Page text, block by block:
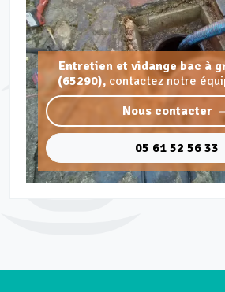
Entretien et vidange bac à
(65290), contactez notre
Nous contacter
05 61 52 56 33